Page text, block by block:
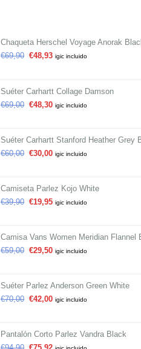
Chaqueta Herschel Voyage Anorak
€69,90 €48,93 igic incluido
Suéter Carhartt Collage Damson
€69,00 €48,30 igic incluido
Suéter Carhartt Stanford Heather Grey
€60,00 €30,00 igic incluido
Camiseta Parlez Kojo White
€39,90 €19,95 igic incluido
Camisa Vans Women Meridian Flannel
€59,00 €29,50 igic incluido
Suéter Parlez Anderson Green White
€70,00 €42,00 igic incluido
Pantalón Corto Parlez Vandra Black